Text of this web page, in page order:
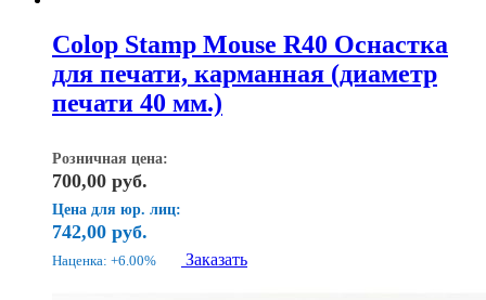
Colop Stamp Mouse R40 Оснастка
для печати, карманная (диаметр
печати 40 мм.)
Розничная цена:
700,00 руб.
Цена для юр. лиц:
742,00 руб.
Наценка: +6.00% Заказать